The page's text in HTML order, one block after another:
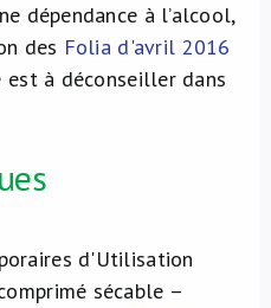
dépendance à l’alcool,
des Folia d'avril 2016
à déconseiller dans
d'Utilisation
sécable –